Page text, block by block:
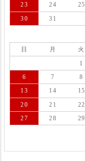
23
24 25
30
31
日 月 火
1
6
7 8
13
14 15
20
21 22
27
28 29